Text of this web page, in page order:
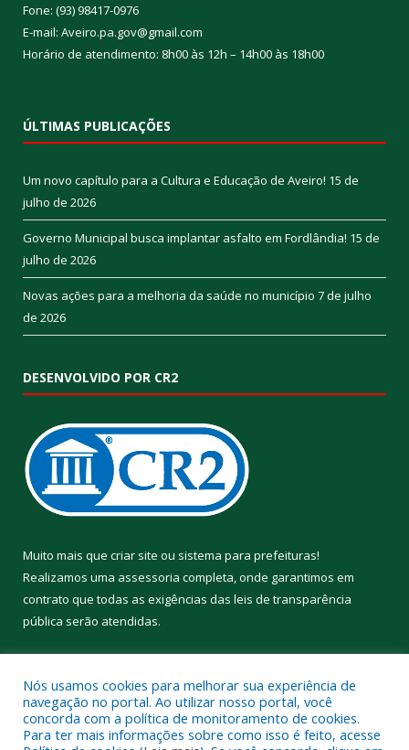
Fone: (93) 98417-0976
E-mail: Aveiro.pa.gov@gmail.com
Horário de atendimento: 8h00 às 12h – 14h00 às 18h00
ÚLTIMAS PUBLICAÇÕES
Um novo capítulo para a Cultura e Educação de Aveiro! 15 de
julho de 2026
Governo Municipal busca implantar asfalto em Fordlândia! 15 de
julho de 2026
Novas ações para a melhoria da saúde no município 7 de julho
de 2026
DESENVOLVIDO POR CR2
Muito mais que criar site ou sistema para prefeituras!
Realizamos uma assessoria completa, onde garantimos em
contrato que todas as exigências das leis de transparência
pública serão atendidas.
Nós usamos cookies para melhorar sua experiência de
navegação no portal. Ao utilizar nosso portal, você
concorda com a política de monitoramento de cookies.
Para ter mais informações sobre como isso é feito, acesse